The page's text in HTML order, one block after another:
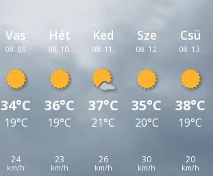
Vas
08. 09.
34°C
19°C
24
Hét
08. 10.
36°C
19°C
23
Ked
08. 11.
37°C
21°C
26
Sze
08. 12.
35°C
20°C
30
Csü
08. 13.
38°C
19°C
20